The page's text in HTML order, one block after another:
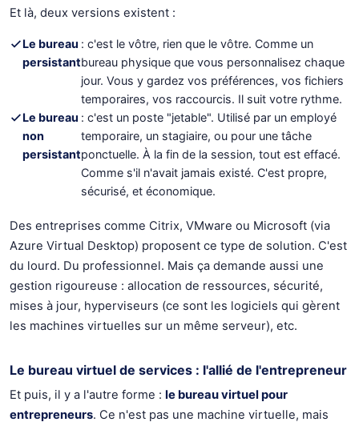
Et là, deux versions existent :
Le bureau
persistant
: c'est le vôtre, rien que le vôtre. Comme un
bureau physique que vous personnalisez chaque
jour. Vous y gardez vos préférences, vos fichiers
temporaires, vos raccourcis. Il suit votre rythme.
Le bureau
non
persistant
: c'est un poste "jetable". Utilisé par un employé
temporaire, un stagiaire, ou pour une tâche
ponctuelle. À la fin de la session, tout est effacé.
Comme s'il n'avait jamais existé. C'est propre,
sécurisé, et économique.
Des entreprises comme Citrix, VMware ou Microsoft (via
Azure Virtual Desktop) proposent ce type de solution. C'est
du lourd. Du professionnel. Mais ça demande aussi une
gestion rigoureuse : allocation de ressources, sécurité,
mises à jour, hyperviseurs (ce sont les logiciels qui gèrent
les machines virtuelles sur un même serveur), etc.
Le bureau virtuel de services : l'allié de l'entrepreneur
Et puis, il y a l'autre forme : le bureau virtuel pour
entrepreneurs. Ce n'est pas une machine virtuelle, mais